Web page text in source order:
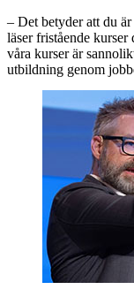
– Det betyder att du
läser fristående
våra kurser är
utbildning genom